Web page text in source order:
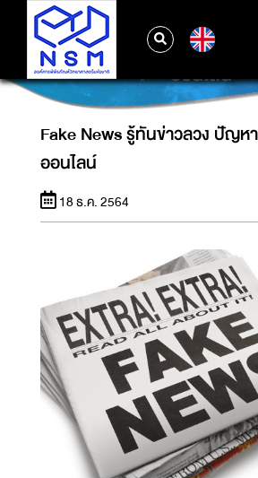
FAKE NEWS รู้ทันข่าวลวง
ออนไลน์
Fake News รู้ทันข่าวลวง ปัญห
ออนไลน์
18 ธ.ค. 2564